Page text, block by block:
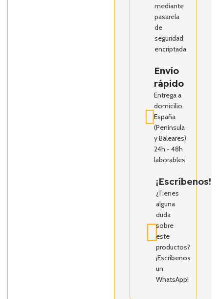
mediante
pasarela
de
seguridad
encriptada
Envío
rápido
Entrega a
domicilio.
España
(Península
y Baleares)
24h - 48h
laborables
¡Escríbenos!
¿Tienes
alguna
duda
sobre
este
productos?
¡Escríbenos
un
WhatsApp!